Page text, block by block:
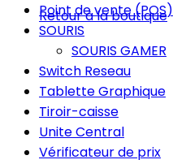
Retour à la boutique
Point de vente (POS)
SOURIS
SOURIS GAMER
Switch Reseau
Tablette Graphique
Tiroir-caisse
Unite Central
Vérificateur de prix